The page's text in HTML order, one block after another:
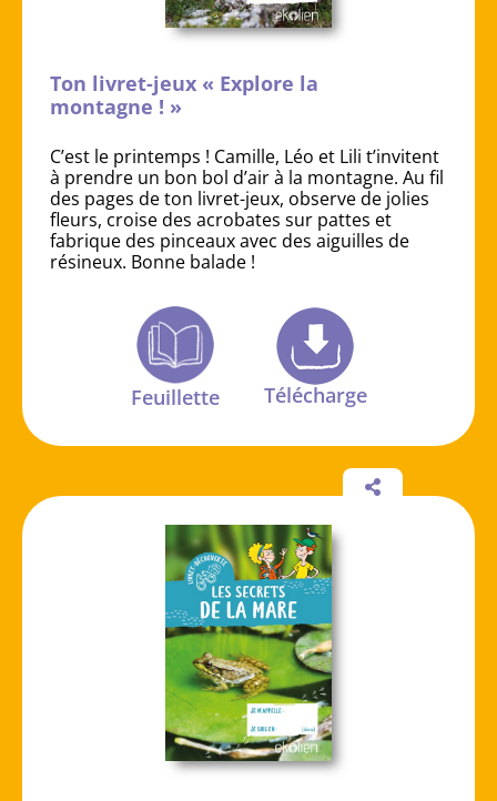
Ton livret-jeux « Explore la
montagne ! »
C’est le printemps ! Camille, Léo et Lili t’invitent
à prendre un bon bol d’air à la montagne. Au fil
des pages de ton livret-jeux, observe de jolies
fleurs, croise des acrobates sur pattes et
fabrique des pinceaux avec des aiguilles de
résineux. Bonne balade !
Feuillette Télécharge